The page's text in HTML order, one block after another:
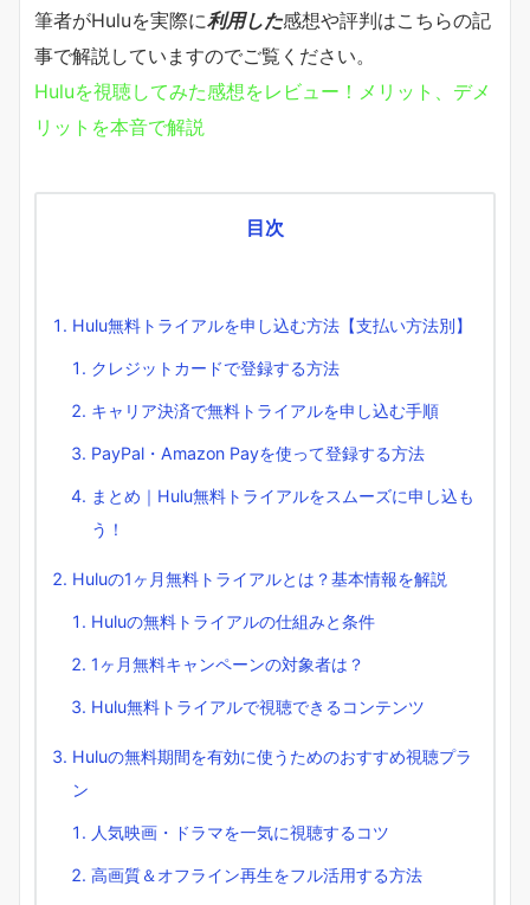
筆者がHuluを実際に利用した感想や評判はこちらの記
事で解説していますのでご覧ください。
Huluを視聴してみた感想をレビュー！メリット、デメ
リットを本音で解説
目次
Hulu無料トライアルを申し込む方法【支払い方法別】
クレジットカードで登録する方法
キャリア決済で無料トライアルを申し込む手順
PayPal・Amazon Payを使って登録する方法
まとめ｜Hulu無料トライアルをスムーズに申し込も
う！
Huluの1ヶ月無料トライアルとは？基本情報を解説
Huluの無料トライアルの仕組みと条件
1ヶ月無料キャンペーンの対象者は？
Hulu無料トライアルで視聴できるコンテンツ
Huluの無料期間を有効に使うためのおすすめ視聴プラ
ン
人気映画・ドラマを一気に視聴するコツ
高画質＆オフライン再生をフル活用する方法